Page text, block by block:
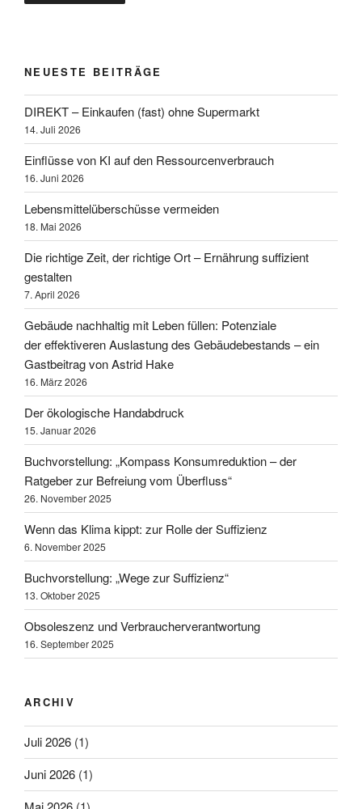
NEUESTE BEITRÄGE
DIREKT – Einkaufen (fast) ohne Supermarkt
14. Juli 2026
Einflüsse von KI auf den Ressourcenverbrauch
16. Juni 2026
Lebensmittelüberschüsse vermeiden
18. Mai 2026
Die richtige Zeit, der richtige Ort – Ernährung suffizient
gestalten
7. April 2026
Gebäude nachhaltig mit Leben füllen: Potenziale
der effektiveren Auslastung des Gebäudebestands – ein
Gastbeitrag von Astrid Hake
16. März 2026
Der ökologische Handabdruck
15. Januar 2026
Buchvorstellung: „Kompass Konsumreduktion – der
Ratgeber zur Befreiung vom Überfluss“
26. November 2025
Wenn das Klima kippt: zur Rolle der Suffizienz
6. November 2025
Buchvorstellung: „Wege zur Suffizienz“
13. Oktober 2025
Obsoleszenz und Verbraucherverantwortung
16. September 2025
ARCHIV
Juli 2026 (1)
Juni 2026 (1)